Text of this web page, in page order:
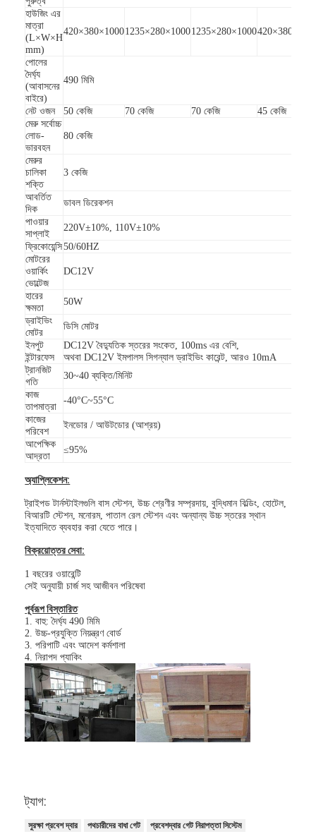
বাড়ি
পণ্য
ভিডিও
আমাদের সম্বন্ধে
কারখানা পরিদর্শন
খবর
মামলা
এখন চ্যাট করুন
turnstile ব্যারিয়ার গেইট
পার্কিং ব্যারিয়ার গেট
স্বয়ংক্রিয় ব্যারিয়ার গেইট
টোল গেট বাধা
বুoom ব্যারিয়ার গেট
গাড়ি পার্কিং ব্যারিয়ার গেট
ত্রিপাক্ষ ঘূর্ণন গেট
অ-বসন্ত বাধা গেট
অ্যাক্সেস কন্ট্রোল টানস্টাইল গেট
হাউজিং এর
মাত্রা
(L×W×H
mm)
420×380×10001235×280×10001235×280×1000
পোলের
দৈর্ঘ্য
(আবাসনের
বাইরে)
490 মিমি
নেট ওজন 50 কেজি 70 কেজি 70 কেজি
45 কেজি
মেরু সর্বোচ্চ
লোড-
ভারবহন
80 কেজি
মেরুর
চালিকা
শক্তি
3 কেজি
আবর্তিত
দিক
ডাবল ডিরেকশন
পাওয়ার
সাপ্লাই
220V±10%, 110V±10%
ফ্রিকোয়েন্সি50/60HZ
মোটরের
ওয়ার্কিং
ভোল্টেজ
DC12V
হারের
ক্ষমতা
50W
ড্রাইভিং
মোটর
ডিসি মোটর
ইনপুট
ইন্টারফেস
DC12V বৈদ্যুতিক স্তরের সংকেত, 100ms এর বেশি,
অথবা DC12V ইমপালস সিগন্যাল ড্রাইভিং কারেন্ট, আরও 10mA
ট্রানজিট
গতি
30~40 ব্যক্তি/মিনিট
কাজ
তাপমাত্রা
-40°C~55°C
কাজের
পরিবেশ
ইনডোর / আউটডোর (আশ্রয়)
আপেক্ষিক
আদ্রতা
≤95%
অ্যাপ্লিকেশন:
ট্রাইপড টার্নস্টাইলগুলি বাস স্টেশন, উচ্চ শ্রেণীর সম্প্রদায়, বুদ্ধিমান বিল্ডিং, হোটেল,
বিআরটি স্টেশন, মনোরম, পাতাল রেল স্টেশন এবং অন্যান্য উচ্চ স্তরের স্থান
ইত্যাদিতে ব্যবহার করা যেতে পারে।
বিক্রয়োত্তর সেবা:
1 বছরের ওয়ারেন্টি
সেই অনুযায়ী চার্জ সহ আজীবন পরিষেবা
পূর্বরূপ বিস্তারিত
1. বাহু: দৈর্ঘ্য 490 মিমি
2. উচ্চ-প্রযুক্তি নিয়ন্ত্রণ বোর্ড
3. পরিপাটি এবং আদেশ কর্মশালা
4. নিরাপদ প্যাকিং
ট্যাগ:
সুরক্ষা প্রবেশ দ্বার পথচারীদের বাধা গেট প্রবেশদ্বার গেট নিরাপত্তা সিস্টেম